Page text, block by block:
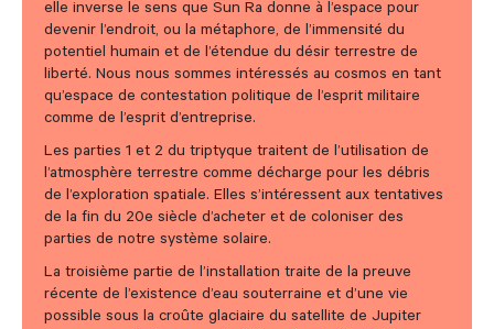
elle inverse le sens que Sun Ra donne à l’espace pour
devenir l’endroit, ou la métaphore, de l’immensité du
potentiel humain et de l’étendue du désir terrestre de
liberté. Nous nous sommes intéressés au cosmos en tant
qu’espace de contestation politique de l’esprit militaire
comme de l’esprit d’entreprise.
Les parties 1 et 2 du triptyque traitent de l’utilisation de
l’atmosphère terrestre comme décharge pour les débris
de l’exploration spatiale. Elles s’intéressent aux tentatives
de la fin du 20e siècle d’acheter et de coloniser des
parties de notre système solaire.
La troisième partie de l’installation traite de la preuve
récente de l’existence d’eau souterraine et d’une vie
possible sous la croûte glaciaire du satellite de Jupiter